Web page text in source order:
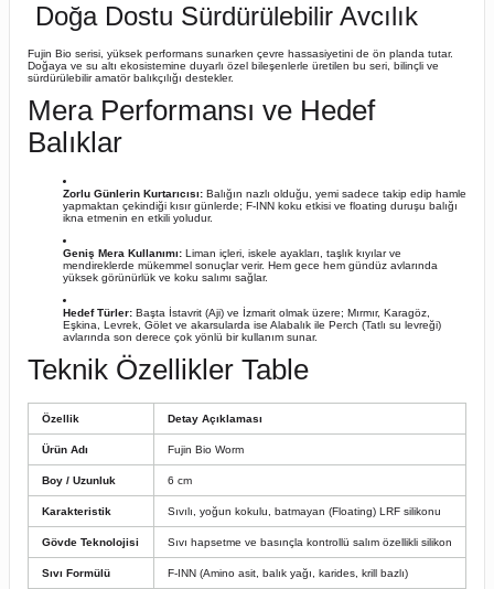
Doğa Dostu Sürdürülebilir Avcılık
Fujin Bio serisi, yüksek performans sunarken çevre hassasiyetini de ön planda tutar.
Doğaya ve su altı ekosistemine duyarlı özel bileşenlerle üretilen bu seri, bilinçli ve
sürdürülebilir amatör balıkçılığı destekler.
Mera Performansı ve Hedef
Balıklar
Zorlu Günlerin Kurtarıcısı: Balığın nazlı olduğu, yemi sadece takip edip hamle
yapmaktan çekindiği kısır günlerde; F-INN koku etkisi ve floating duruşu balığı
ikna etmenin en etkili yoludur.
Geniş Mera Kullanımı: Liman içleri, iskele ayakları, taşlık kıyılar ve
mendireklerde mükemmel sonuçlar verir. Hem gece hem gündüz avlarında
yüksek görünürlük ve koku salımı sağlar.
Hedef Türler: Başta İstavrit (Aji) ve İzmarit olmak üzere; Mırmır, Karagöz,
Eşkina, Levrek, Gölet ve akarsularda ise Alabalık ile Perch (Tatlı su levreği)
avlarında son derece çok yönlü bir kullanım sunar.
Teknik Özellikler Table
Özellik Detay Açıklaması
Ürün Adı Fujin Bio Worm
Boy / Uzunluk 6 cm
Karakteristik Sıvılı, yoğun kokulu, batmayan (Floating) LRF silikonu
Gövde Teknolojisi Sıvı hapsetme ve basınçla kontrollü salım özellikli silikon
Sıvı Formülü F-INN (Amino asit, balık yağı, karides, krill bazlı)